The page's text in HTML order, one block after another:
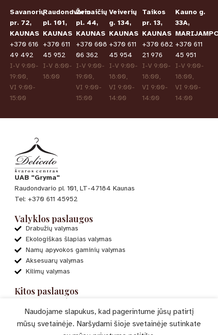
Savanorių
pr. 72,
KAUNAS
+370 616
49 492
I-V 9:00-
19:00,
VI 9:00-
15:00
Raudondvario
pl. 101,
KAUNAS
+370 611
45 952
I-V 8:00-
18:00
Žemaičių
pl. 44,
KAUNAS
+370 608
06 362
I-V 9:00-
19:00,
VI 9:00-
15:00
Veiverių
g. 134,
KAUNAS
+370 611
45 954
I-V 9:00-
18:00,
VI 9:00-
14:00
Taikos
pr. 13,
KAUNAS
+370 682
21 976
I-V 9:00-
18:00,
VI 9:00-
14:00
Kauno g.
33A,
+370 611
45 951
I-V 9:00-
18:00,
VI 9:00-
14:00
UAB "Gryma"
Raudondvario pl. 101, LT-47184 Kaunas
Tel: +370 611 45952
Valyklos paslaugos
Drabužių valymas
Ekologiškas šlapias valymas
Namų apyvokos gaminių valymas
Aksesuarų valymas
Kilimų valymas
Kitos paslaugos
El. parduotuvė
Mano paskyra
Paslaugų pasiūlymai
Naudojame slapukus, kad pagerintume jūsų patirtį
mūsų svetainėje. Naršydami šioje svetainėje sutinkate